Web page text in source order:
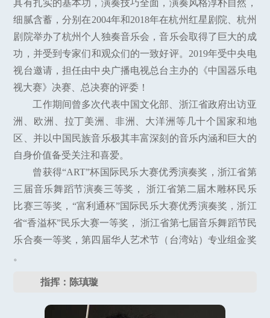
具有扎实的基本功，演奏技巧全面，演奏风格淳朴自然，
细腻含蓄，分别在2004年和2018年在杭州红星剧院、杭州
剧院举办了杭州个人独奏音乐会，音乐会取得了巨大的成
功，并受到专家们和观众们的一致好评。2019年受中央电
视台邀请，担任由中央广播电视总台主办的《中国器乐电
视大赛》决赛、总决赛的评委！
工作期间曾多次代表中国文化部、浙江省政府出访亚
洲、欧洲、拉丁美洲、非洲、大洋洲等几十个国家和地
区、并以中国民族音乐极其丰富深刻的音乐内涵和巨大的
自身价值备受关注和喜爱。
曾获得“ART”杯国际民乐大赛优秀演奏奖，浙江省第
三届音乐舞蹈节演奏三等奖， 浙江省第二届木雕杯民乐
比赛三等奖，“富利通杯”国际民乐大赛优秀演奏奖，浙江
省“香溢杯”民乐大赛一等奖， 浙江省第七届音乐舞蹈节民
乐合奏一等奖，第四届华人艺术节（台湾站）专业组金奖
。
指挥：陈瑱璇